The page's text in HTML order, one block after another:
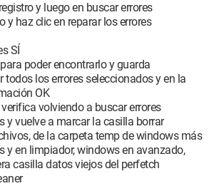
y luego en buscar errores
y haz clic en reparar los errores
SÍ
poder encontrarlo y guarda
todos los errores seleccionados y en la
OK
volviendo a buscar errores
y vuelve a marcar la casilla borrar
de la carpeta temp de windows más
y en limpiador, windows en avanzado,
casilla datos viejos del perfetch